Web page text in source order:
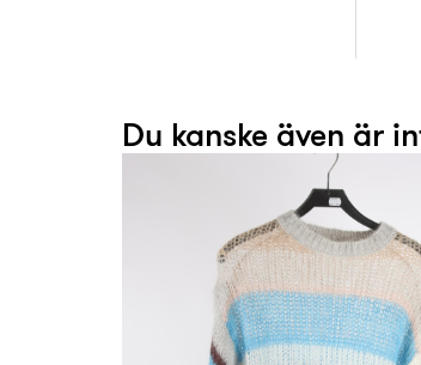
Du kanske även är